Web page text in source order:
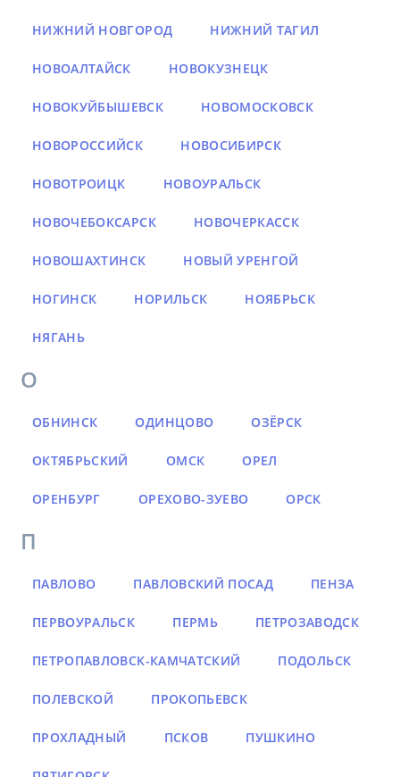
НИЖНИЙ НОВГОРОД НИЖНИЙ ТАГИЛ
НОВОАЛТАЙСК НОВОКУЗНЕЦК
НОВОКУЙБЫШЕВСК НОВОМОСКОВСК
НОВОРОССИЙСК НОВОСИБИРСК
НОВОТРОИЦК НОВОУРАЛЬСК
НОВОЧЕБОКСАРСК НОВОЧЕРКАССК
НОВОШАХТИНСК НОВЫЙ УРЕНГОЙ
НОГИНСК НОРИЛЬСК НОЯБРЬСК
НЯГАНЬ
О
ОБНИНСК ОДИНЦОВО ОЗЁРСК
ОКТЯБРЬСКИЙ ОМСК ОРЕЛ
ОРЕНБУРГ ОРЕХОВО-ЗУЕВО ОРСК
П
ПАВЛОВО ПАВЛОВСКИЙ ПОСАД ПЕНЗА
ПЕРВОУРАЛЬСК ПЕРМЬ ПЕТРОЗАВОДСК
ПЕТРОПАВЛОВСК-КАМЧАТСКИЙ ПОДОЛЬСК
ПОЛЕВСКОЙ ПРОКОПЬЕВСК
ПРОХЛАДНЫЙ ПСКОВ ПУШКИНО